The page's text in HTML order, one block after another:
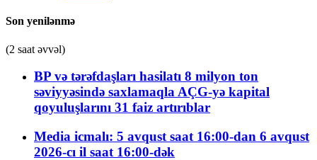
Son yenilənmə
(2 saat əvvəl)
BP və tərəfdaşları hasilatı 8 milyon ton
səviyyəsində saxlamaqla AÇG-yə kapital
qoyuluşlarını 31 faiz artırıblar
Media icmalı: 5 avqust saat 16:00-dan 6 avqust
2026-cı il saat 16:00-dək